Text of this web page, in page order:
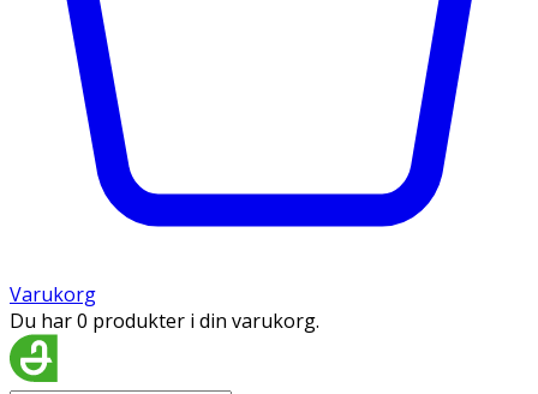
Varukorg
Du har 0 produkter i din varukorg.